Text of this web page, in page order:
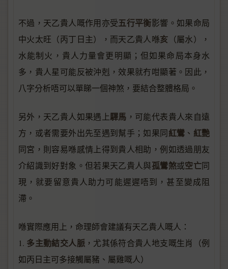
不過，天乙貴人嘅作用亦受五行平衡影響。如果命局
中火太旺（丙丁日主），而天乙貴人喺亥 （屬水），
水能制火，貴人力量會更明顯；但如果命局本身水
多，貴人星可能反被沖剋，效果就冇咁顯著。因此，
八字分析唔可以單睇一個神煞，要結合整體格局。
另外，天乙貴人如果遇上驛馬 ，可能代表貴人來自遠
方，或者需要外出先至遇到幫手；如果同紅鸞 、 紅艷
同宮，則容易喺感情上得到貴人相助，例如透過朋友
介紹識到好對象。但若果天乙貴人與孤鸞煞或空亡同
現，就要留意貴人助力可能遲遲唔到，甚至變成阻
滯。
喺實際應用上，命理師會建議有天乙貴人嘅人：
1. 多主動結交人脈，尤其係符合貴人地支嘅生肖（例
如丙日主可多接觸屬豬、屬雞嘅人）